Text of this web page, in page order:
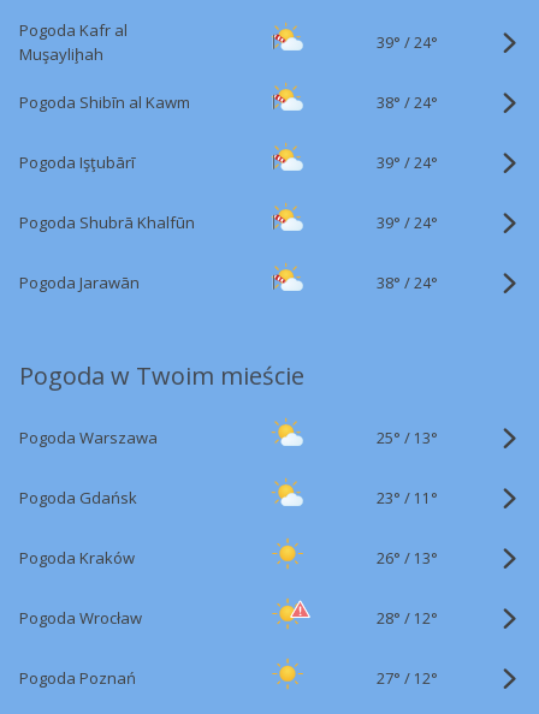
Pogoda Kafr al
Muşayliḩah
39° /24°
Pogoda Shibīn al Kawm 38° /24°
Pogoda Işţubārī 39° /24°
Pogoda Shubrā Khalfūn 39° /24°
Pogoda Jarawān 38° /24°
Pogoda w Twoim mieście
Pogoda Warszawa 25° / 13°
Pogoda Gdańsk 23° / 11°
Pogoda Kraków 26° / 13°
Pogoda Wrocław 28° / 12°
Pogoda Poznań 27° / 12°